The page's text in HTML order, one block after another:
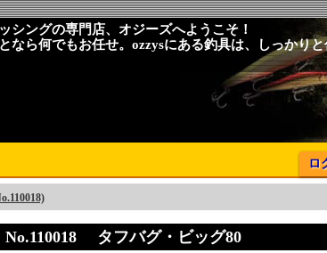
シングの専門店、オジーズへようこそ！
なら何でもお任せ。ozzysにある釣具は、しっかり
ロ
No.110018 タフバグ・ビッグ80